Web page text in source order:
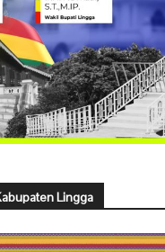
Lingga